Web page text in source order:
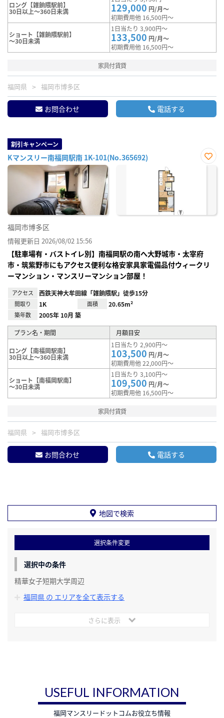
ロング【雑餉隈駅前】
30日以上～360日未満 129,000 円/月～
初期費用他 16,500円～
ショート【雑餉隈駅前】
～30日未満
1日当たり 3,900円～
133,500 円/月～
初期費用他 16,500円～
家具付賃貸
福岡県 福岡市博多区
お問合わせ 電話する
割引キャンペーン
Kマンスリー南福岡駅南 1K-101(No.365692)
お気
福岡市博多区
情報更新日 2026/08/02 15:56
【駐車場有・バストイレ別】南福岡駅の南へ大野城市・太宰府
市・筑紫野市にもアクセス便利な格安家具家電備品付ウィークリ
ーマンション・マンスリーマンション部屋！
アクセス 西鉄天神大牟田線「雑餉隈駅」徒歩15分
間取り 1K 面積 20.65m²
築年数 2005年 10月 築
プラン名・期間 月額目安
ロング【南福岡駅南】
30日以上～360日未満
1日当たり 2,900円～
103,500 円/月～
初期費用他 22,000円～
ショート【南福岡駅南】
～30日未満
1日当たり 3,100円～
109,500 円/月～
初期費用他 16,500円～
家具付賃貸
福岡県 福岡市博多区
お問合わせ 電話する
地図で検索
選択条件変更
選択中の条件
精華女子短期大学周辺
福岡県 の エリアを全て表示する
さらに表示
USEFUL INFORMATION
福岡マンスリードットコムお役立ち情報